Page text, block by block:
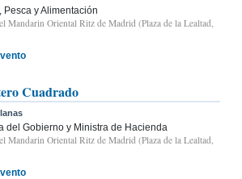
Pesca y Alimentación
Mandarin Oriental Ritz de Madrid (Plaza de la Lealtad,
Cuadrado
del Gobierno y Ministra de Hacienda
Mandarin Oriental Ritz de Madrid (Plaza de la Lealtad,